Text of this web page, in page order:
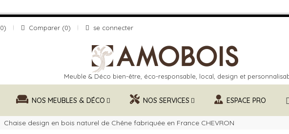
0 Comparer 0 se connecter
Meuble & Déco bien-être, éco-responsable, local, design et
NOS MEUBLES & DÉCO NOS SERVICES ESPACE PRO
Chaise design en bois naturel de Chêne fabriquée en France CHEVRON